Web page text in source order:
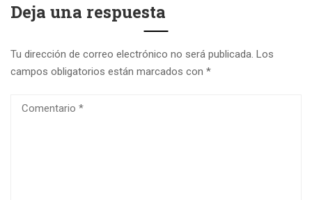
Deja una respuesta
Tu dirección de correo electrónico no será publicada. Los
campos obligatorios están marcados con *